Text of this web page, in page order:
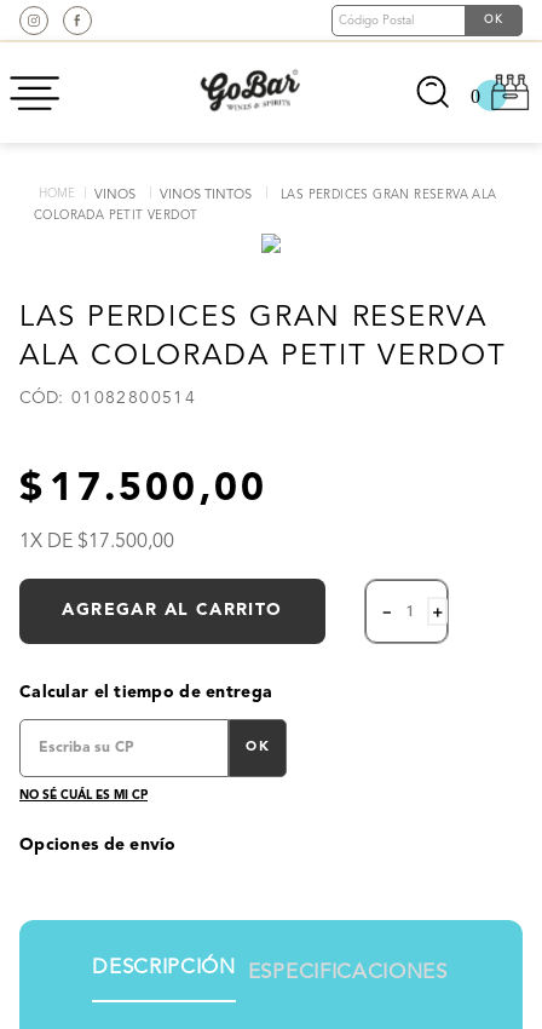
0
VINOS VINOS TINTOS
LAS PERDICES GRAN RESERVA ALA
COLORADA PETIT VERDOT
LAS PERDICES GRAN RESERVA
ALA COLORADA PETIT VERDOT
: 01082800514
17.500,00
1 X DE 17.500,00
AGREGAR AL CARRITO ＋
－
Calcular el tiempo de entrega
OK
NO SÉ CUÁL ES MI CP
Opciones de envío
DESCRIPCIÓN ESPECIFICACIONES